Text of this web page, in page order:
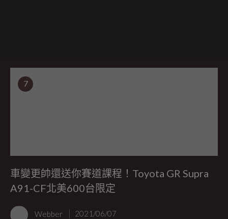
7
車變更帥還送你賽道課程！Toyota GR Supra
A91-CF北美600台限定
Webber 2021/06/07